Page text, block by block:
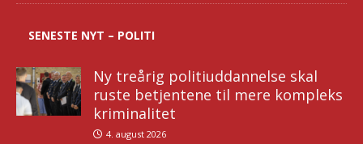
SENESTE NYT – POLITI
Ny treårig politiuddannelse skal
ruste betjentene til mere kompleks
kriminalitet
4. august 2026